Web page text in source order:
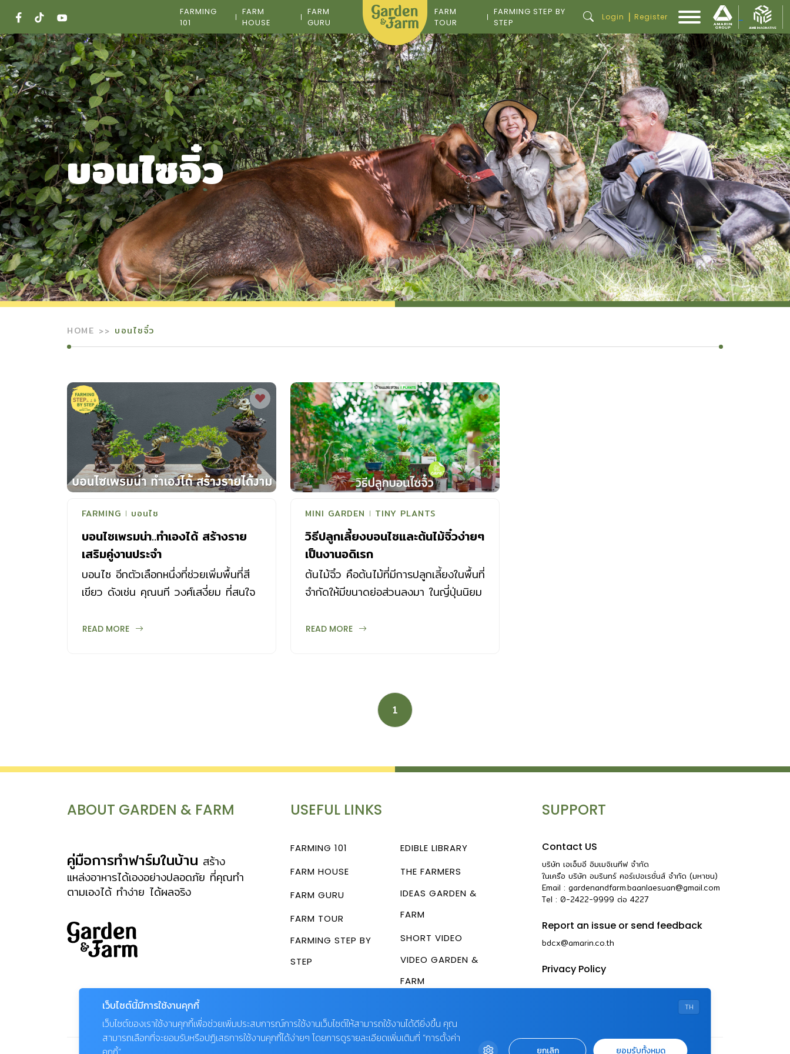
content
FARMING
101
FARM
HOUSE
FARM
GURU
FARM
TOUR
FARMING STEP BY
STEP
Login | Register
บอนไซจิ๋ว
HOME บอนไซจิ๋ว
FARMING บอนไซ
บอนไซเพรมน่า..ทำเองได้ สร้างราย
เสริมคู่งานประจำ
บอนไซ อีกตัวเลือกหนึ่งที่ช่วยเพิ่มพื้นที่สี
เขียว ดังเช่น คุณนที วงศ์เสงี่ยม ที่สนใจ
รายได้
READ MORE
MINI GARDEN TINY PLANTS
วิธีปลูกเลี้ยงบอนไซและต้นไม้จิ๋วง่ายๆ
เป็นงานอดิเรก
ต้นไม้จิ๋ว คือต้นไม้ที่มีการปลูกเลี้ยงในพื้นที่
จำกัดให้มีขนาดย่อส่วนลงมา ในญี่ปุ่นนิยม
ทั้งหมดว่าบอนไซ ขณะที่บอนไซ...
READ MORE
1
ABOUT GARDEN & FARM
คู่มือการทำฟาร์มในบ้าน สร้าง
แหล่งอาหารได้เองอย่างปลอดภัย ที่คุณทำ
ตามเองได้ ทำง่าย ได้ผลจริง
USEFUL LINKS
FARMING 101
FARM HOUSE
FARM GURU
FARM TOUR
FARMING STEP BY
STEP
EDIBLE LIBRARY
THE FARMERS
IDEAS GARDEN &
FARM
SHORT VIDEO
VIDEO GARDEN &
FARM
SUPPORT
Contact US
บริษัท เอเอ็มอี อิมเมจิเนทีฟ จำกัด
ในเครือ บริษัท อมรินทร์ คอร์เปอเรชั่นส์ จำกัด (มหาชน)
Email : gardenandfarm.baanlaesuan@gmail.com
Tel : 0-2422-9999 ต่อ 4227
Report an issue or send feedback
bdcx@amarin.co.th
Privacy Policy
TH
เว็บไซต์นี้มีการใช้งานคุกกี้
เว็บไซต์ของเราใช้งานคุกกี้เพื่อช่วยเพิ่มประสบการณ์การใช้งานเว็บไซต์ให้สามารถใช้งานได้ดียิ่งขึ้น คุณ
สามารถเลือกที่จะยอมรับหรือปฏิเสธการใช้งานคุกกี้ได้ง่ายๆ โดยการดูรายละเอียดเพิ่มเติมที่ “การตั้งค่า
ยกเลิก ยอมรับทั้งหมด